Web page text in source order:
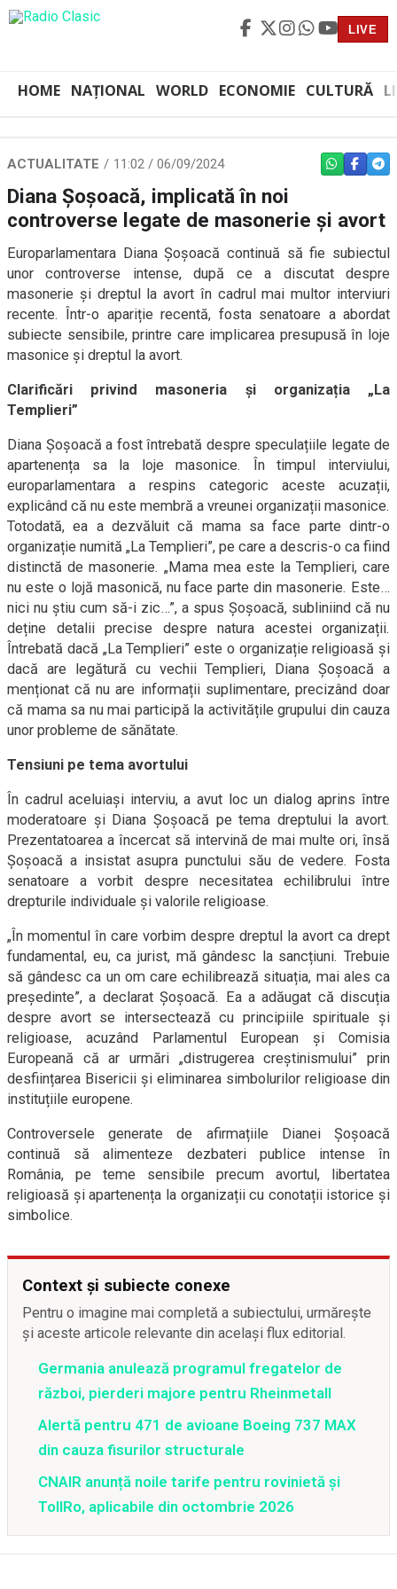
LIVE
HOME NAȚIONAL WORLD ECONOMIE CULTURĂ
ACTUALITATE 11:02 / 06/09/2024 WHATSAPP
Diana Șoșoacă, implicată în noi
controverse legate de masonerie și avort
Europarlamentara Diana Șoșoacă continuă să fie subiectul
unor controverse intense, după ce a discutat despre
masonerie și dreptul la avort în cadrul mai multor interviuri
recente. Într-o apariție recentă, fosta senatoare a abordat
subiecte sensibile, printre care implicarea presupusă în loje
masonice și dreptul la avort.
Clarificări privind masoneria și organizația „La
Templieri”
Diana Șoșoacă a fost întrebată despre speculațiile legate de
apartenența sa la loje masonice. În timpul interviului,
europarlamentara a respins categoric aceste acuzații,
explicând că nu este membră a vreunei organizații masonice.
Totodată, ea a dezvăluit că mama sa face parte dintr-o
organizație numită „La Templieri”, pe care a descris-o ca fiind
distinctă de masonerie. „Mama mea este la Templieri, care
nu este o lojă masonică, nu face parte din masonerie. Este…
nici nu știu cum să-i zic…”, a spus Șoșoacă, subliniind că nu
deține detalii precise despre natura acestei organizații.
Întrebată dacă „La Templieri” este o organizație religioasă și
dacă are legătură cu vechii Templieri, Diana Șoșoacă a
menționat că nu are informații suplimentare, precizând doar
că mama sa nu mai participă la activitățile grupului din cauza
unor probleme de sănătate.
Tensiuni pe tema avortului
În cadrul aceluiași interviu, a avut loc un dialog aprins între
moderatoare și Diana Șoșoacă pe tema dreptului la avort.
Prezentatoarea a încercat să intervină de mai multe ori, însă
Șoșoacă a insistat asupra punctului său de vedere. Fosta
senatoare a vorbit despre necesitatea echilibrului între
drepturile individuale și valorile religioase.
„În momentul în care vorbim despre dreptul la avort ca drept
fundamental, eu, ca jurist, mă gândesc la sancțiuni. Trebuie
să gândesc ca un om care echilibrează situația, mai ales ca
președinte”, a declarat Șoșoacă. Ea a adăugat că discuția
despre avort se intersectează cu principiile spirituale și
religioase, acuzând Parlamentul European și Comisia
Europeană că ar urmări „distrugerea creștinismului” prin
desființarea Bisericii și eliminarea simbolurilor religioase din
instituțiile europene.
Controversele generate de afirmațiile Dianei Șoșoacă
continuă să alimenteze dezbateri publice intense în
România, pe teme sensibile precum avortul, libertatea
religioasă și apartenența la organizații cu conotații istorice și
simbolice.
Context și subiecte conexe
Pentru o imagine mai completă a subiectului, urmărește
și aceste articole relevante din același flux editorial.
Germania anulează programul fregatelor de
război, pierderi majore pentru Rheinmetall
Alertă pentru 471 de avioane Boeing 737 MAX
din cauza fisurilor structurale
CNAIR anunță noile tarife pentru rovinietă și
TollRo, aplicabile din octombrie 2026